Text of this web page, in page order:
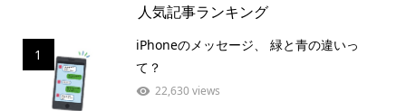
人気記事ランキング
1
iPhoneのメッセージ、 緑と青の違いっ
て？
22,630 views